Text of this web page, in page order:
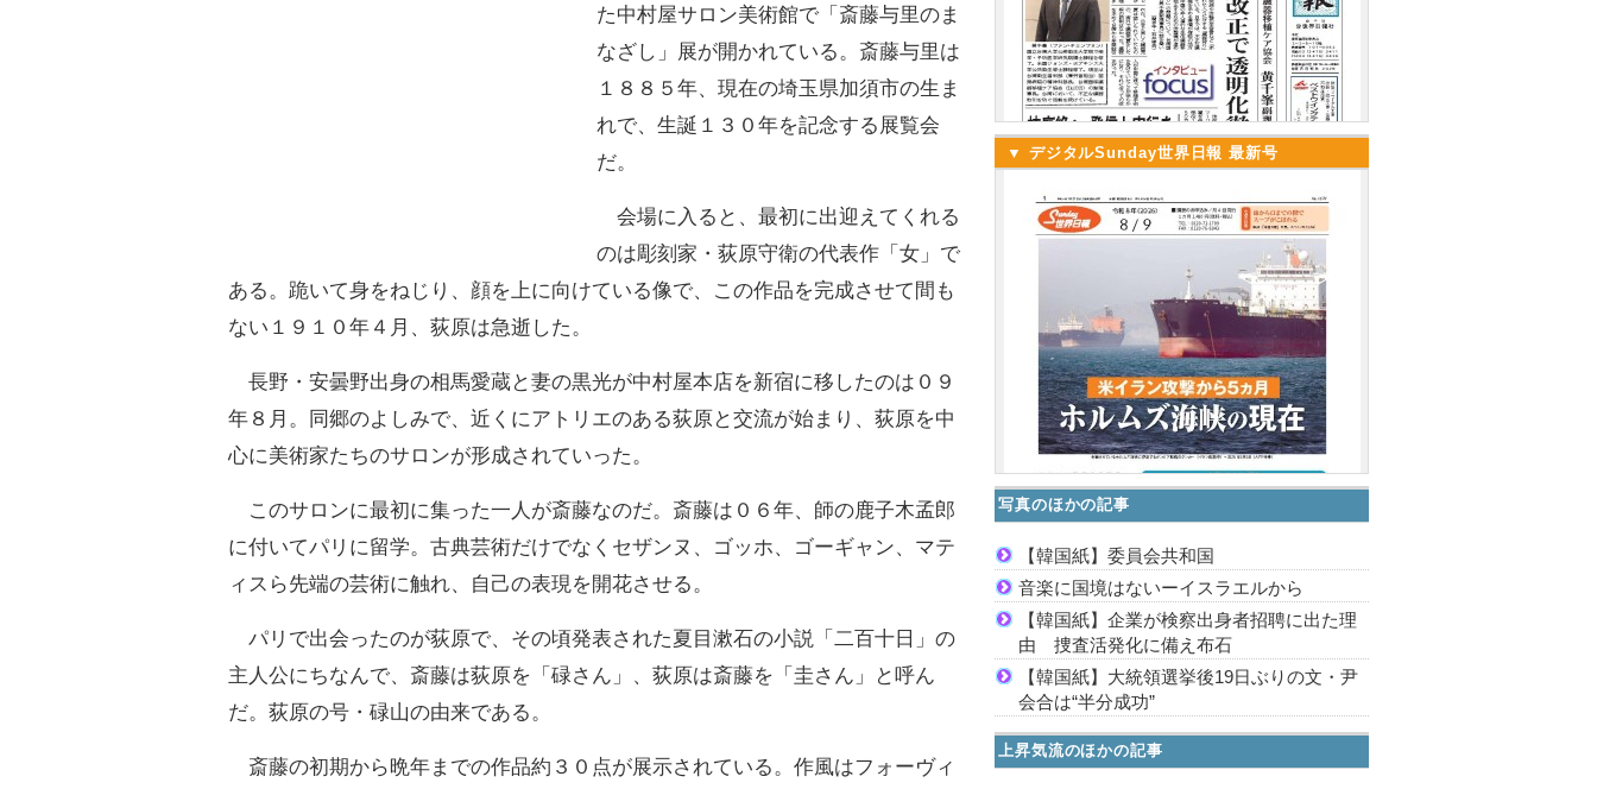
た中村屋サロン美術館で「斎藤与里のま
なざし」展が開かれている。斎藤与里は
１８８５年、現在の埼玉県加須市の生ま
れで、生誕１３０年を記念する展覧会
だ。
会場に入ると、最初に出迎えてくれる
のは彫刻家・荻原守衛の代表作「女」で
ある。跪いて身をねじり、顔を上に向けている像で、この作品を完成させて間も
ない１９１０年４月、荻原は急逝した。
長野・安曇野出身の相馬愛蔵と妻の黒光が中村屋本店を新宿に移したのは０９
年８月。同郷のよしみで、近くにアトリエのある荻原と交流が始まり、荻原を中
心に美術家たちのサロンが形成されていった。
このサロンに最初に集った一人が斎藤なのだ。斎藤は０６年、師の鹿子木孟郎
に付いてパリに留学。古典芸術だけでなくセザンヌ、ゴッホ、ゴーギャン、マテ
ィスら先端の芸術に触れ、自己の表現を開花させる。
パリで出会ったのが荻原で、その頃発表された夏目漱石の小説「二百十日」の
主人公にちなんで、斎藤は荻原を「碌さん」、荻原は斎藤を「圭さん」と呼ん
だ。荻原の号・碌山の由来である。
斎藤の初期から晩年までの作品約３０点が展示されている。作風はフォーヴィ
▼ デジタルSunday世界日報 最新号
写真のほかの記事
【韓国紙】委員会共和国
音楽に国境はないーイスラエルから
【韓国紙】企業が検察出身者招聘に出た理
由 捜査活発化に備え布石
【韓国紙】大統領選挙後19日ぶりの文・尹
会合は“半分成功”
上昇気流のほかの記事